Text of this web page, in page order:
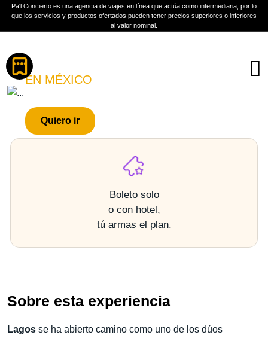
Pa'l Concierto es una agencia de viajes en línea que actúa como intermediaria, por lo
que los servicios y productos ofertados pueden tener precios superiores o inferiores
al valor nominal.
Boletos
LAGOS
EN MÉXICO
Quiero ir
Boleto solo
o con hotel,
tú armas el plan.
Sobre esta experiencia
Lagos se ha abierto camino como uno de los dúos